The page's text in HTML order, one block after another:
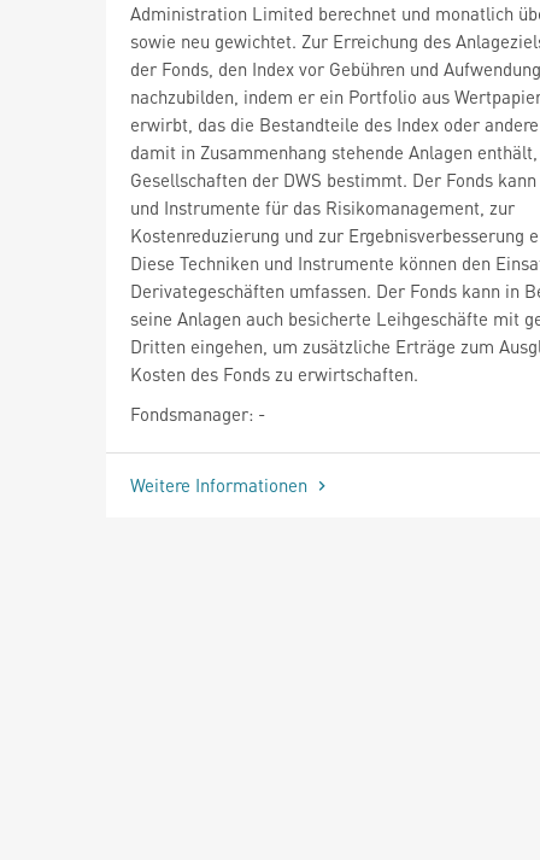
Administration Limited berechnet und monatlich
sowie neu gewichtet. Zur Erreichung des
der Fonds, den Index vor Gebühren und
nachzubilden, indem er ein Portfolio aus
erwirbt, das die Bestandteile des Index oder
damit in Zusammenhang stehende Anlagen
Gesellschaften der DWS bestimmt. Der Fonds
und Instrumente für das Risikomanagement, zur
Kostenreduzierung und zur Ergebnisverbesserung
Diese Techniken und Instrumente können den
Derivategeschäften umfassen. Der Fonds kann in
seine Anlagen auch besicherte Leihgeschäfte mit
Dritten eingehen, um zusätzliche Erträge zum
Kosten des Fonds zu erwirtschaften.
Fondsmanager: -
Weitere Informationen